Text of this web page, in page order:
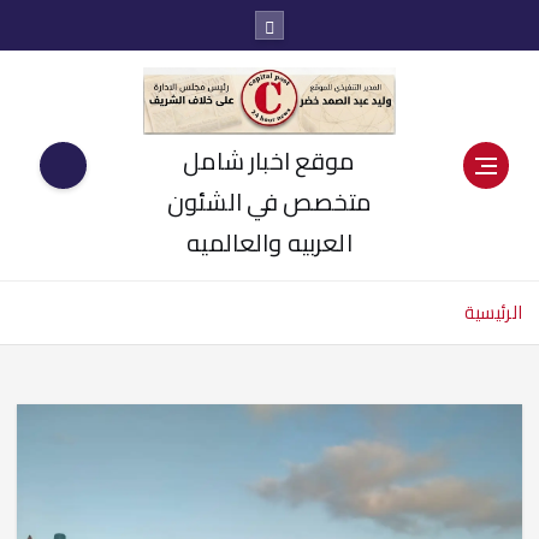
م
موقع اخبار شامل
متخصص في الشئون
العربيه والعالميه
الرئيسية